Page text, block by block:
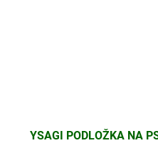
YSAGI PODLOŽKA NA